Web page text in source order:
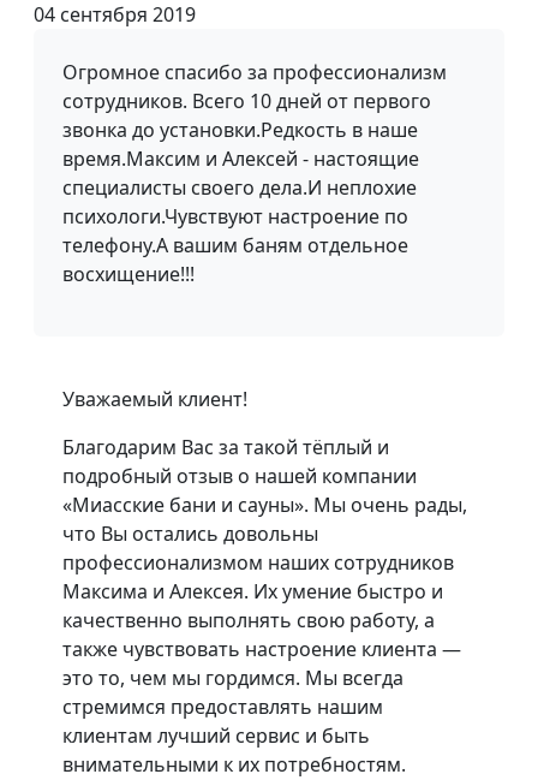
04 сентября 2019
Огромное спасибо за профессионализм
сотрудников. Всего 10 дней от первого
звонка до установки.Редкость в наше
время.Максим и Алексей - настоящие
специалисты своего дела.И неплохие
психологи.Чувствуют настроение по
телефону.А вашим баням отдельное
восхищение!!!
Уважаемый клиент!
Благодарим Вас за такой тёплый и
подробный отзыв о нашей компании
«Миасские бани и сауны». Мы очень рады,
что Вы остались довольны
профессионализмом наших сотрудников
Максима и Алексея. Их умение быстро и
качественно выполнять свою работу, а
также чувствовать настроение клиента —
это то, чем мы гордимся. Мы всегда
стремимся предоставлять нашим
клиентам лучший сервис и быть
внимательными к их потребностям.